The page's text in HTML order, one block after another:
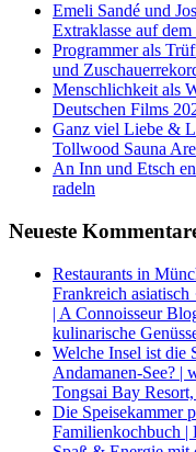
Emeli Sandé und
Extraklasse auf
Programmer als
und
Menschlichkeit als
Deutschen Films
Ganz viel Liebe &
Tollwood Sauna
An Inn und Etsch
radeln
Neueste
Restaurants in
Frankreich
| A Connoisseur
kulinarische
Welche Insel ist die
Andamanen-See? |
Tongsai Bay
Die Speisekammer
Familienkochbuch |